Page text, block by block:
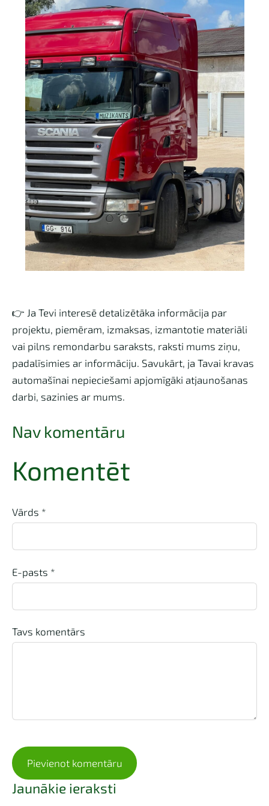
Jaunākie ieraksti
👉 Ja Tevi interesē detalizētāka informācija par
projektu, piemēram, izmaksas, izmantotie materiāli
vai pilns remondarbu saraksts, raksti mums ziņu,
padalīsimies ar informāciju. Savukārt, ja Tavai kravas
automašīnai nepieciešami apjomīgāki atjaunošanas
darbi, sazinies ar mums.
Nav komentāru
Komentēt
Vārds *
E-pasts *
Tavs komentārs